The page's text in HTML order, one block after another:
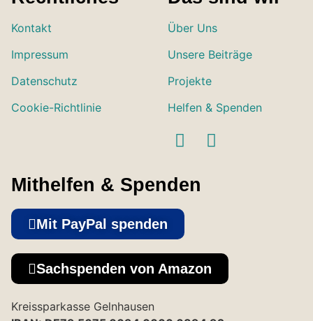
Kontakt
Impressum
Datenschutz
Cookie-Richtlinie
Über Uns
Unsere Beiträge
Projekte
Helfen & Spenden
Mithelfen & Spenden
Mit PayPal spenden
Sachspenden von Amazon
Kreissparkasse Gelnhausen